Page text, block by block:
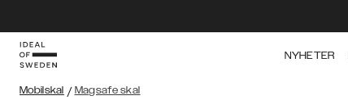
NYHETER
Mobilskal / Magsafe skal